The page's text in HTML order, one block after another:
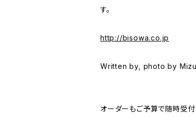
す。
http://bisowa.co.jp
Written by, photo by
オーダーもご予算で随時受付